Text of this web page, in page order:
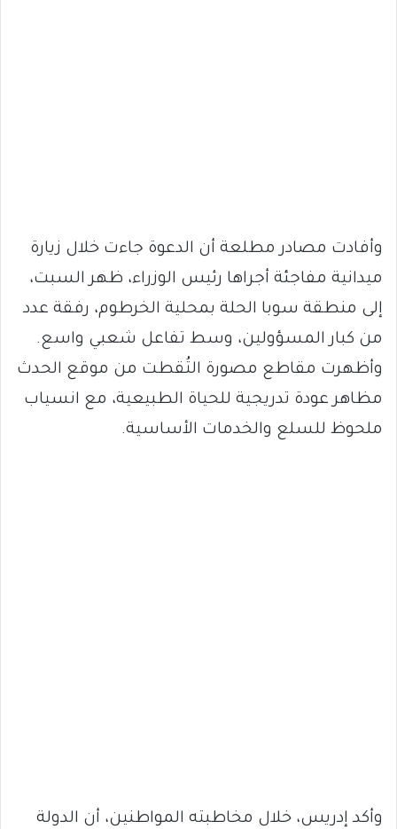
وأفادت مصادر مطلعة أن الدعوة جاءت خلال زيارة
ميدانية مفاجئة أجراها رئيس الوزراء، ظهر السبت،
إلى منطقة سوبا الحلة بمحلية الخرطوم، رفقة عدد
من كبار المسؤولين، وسط تفاعل شعبي واسع.
وأظهرت مقاطع مصورة التُقطت من موقع الحدث
مظاهر عودة تدريجية للحياة الطبيعية، مع انسياب
ملحوظ للسلع والخدمات الأساسية.
وأكد إدريس، خلال مخاطبته المواطنين، أن الدولة